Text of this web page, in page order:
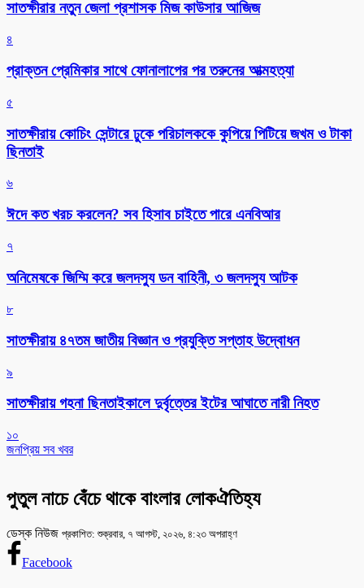
সাতক্ষীরার নতুন জেলা প্রশাসক মিজ কাউসার আজিজ
৪
প্রাক্তন প্রেমিকার সাথে ফোনালাপের পর তরুনের আত্মহত্যা
৫
সাতক্ষীরায় কোচিং সেন্টারে ঢুকে পরিচালককে কুপিয়ে পিটিয়ে জখম ও টাকা
ছিনতাই
৬
ঈদে কত খরচ করলেন? সব হিসাব চাইতে পারে এনবিআর
৭
অনিমেষকে জিম্মি করে জলদস্যু ডন বাহিনী, ৩ জলদস্যু আটক
৮
সাতক্ষীরায় ৪৭তম জাতীয় বিজ্ঞান ও প্রযুক্তি সপ্তাহ উদ্বোধন
৯
সাতক্ষীরায় গহনা ছিনতাইকালে দুর্বৃত্তের ইটের আঘাতে নারী নিহত
১০
জনপ্রিয় সব খবর
পুতুল নাচে বেঁচে থাকে বাংলার লোকঐতিহ্য
ডেস্ক নিউজ প্রকাশিত: শুক্রবার, ৭ আগস্ট, ২০২৬, ৪:২৩ অপরাহ্ণ
Facebook